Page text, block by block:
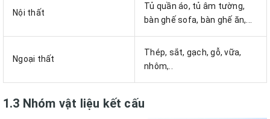
Nội thất
Tủ quần áo, tủ âm tường,
bàn ghế sofa, bàn ghế ăn,...
Ngoại thất
Thép, sắt, gạch, gỗ, vữa,
nhôm,..
1.3 Nhóm vật liệu kết cấu